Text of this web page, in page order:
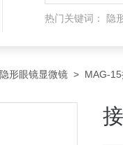
热门关键词： 隐形眼镜
隐形眼镜显微镜 > MAG-15